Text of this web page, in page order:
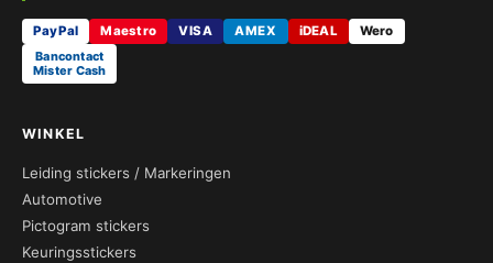
PayPal Maestro VISA AMEX iDEAL
Wero
Bancontact
Mister Cash
WINKEL
Leiding stickers / Markeringen
Automotive
Pictogram stickers
Keuringsstickers